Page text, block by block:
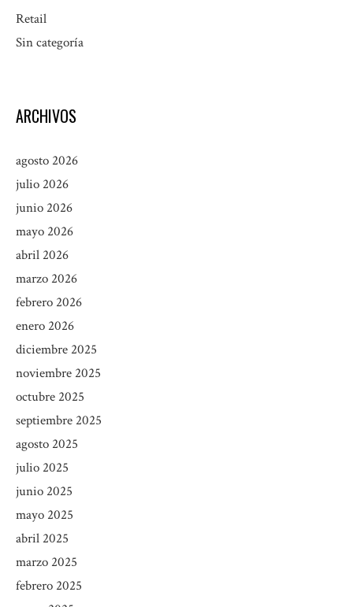
Retail
Sin categoría
ARCHIVOS
agosto 2026
julio 2026
junio 2026
mayo 2026
abril 2026
marzo 2026
febrero 2026
enero 2026
diciembre 2025
noviembre 2025
octubre 2025
septiembre 2025
agosto 2025
julio 2025
junio 2025
mayo 2025
abril 2025
marzo 2025
febrero 2025